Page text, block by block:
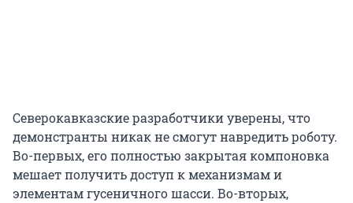
Северокавказские разработчики уверены, что
демонстранты никак не смогут навредить роботу.
Во-первых, его полностью закрытая компоновка
мешает получить доступ к механизмам и
элементам гусеничного шасси. Во-вторых,